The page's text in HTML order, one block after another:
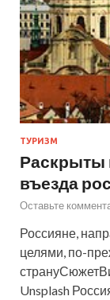
ТУРИЗМ
Раскрыты
въезда
Оставьте
Россияне,
целями, по-
Unsplash